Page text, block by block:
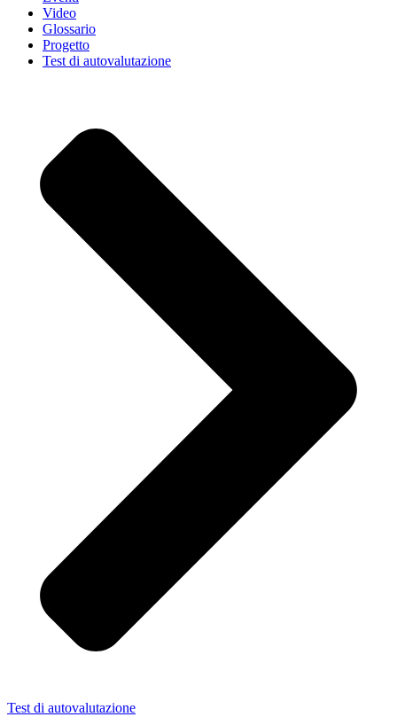
Video
Glossario
Progetto
Test di autovalutazione
Test di autovalutazione